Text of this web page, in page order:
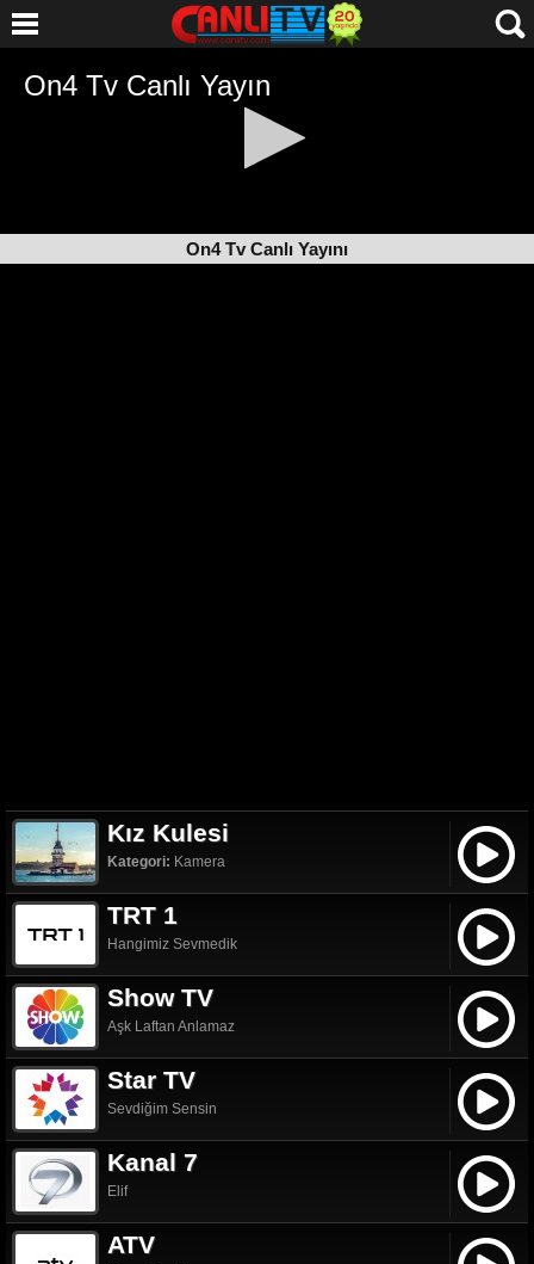
On4 Tv Canlı Yayını
Kız Kulesi
Kategori: Kamera
TRT 1
Hangimiz Sevmedik
Show TV
Aşk Laftan Anlamaz
Star TV
Sevdiğim Sensin
Kanal 7
Elif
ATV